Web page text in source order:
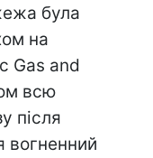
була
на
Gas and
всю
після
вогненний